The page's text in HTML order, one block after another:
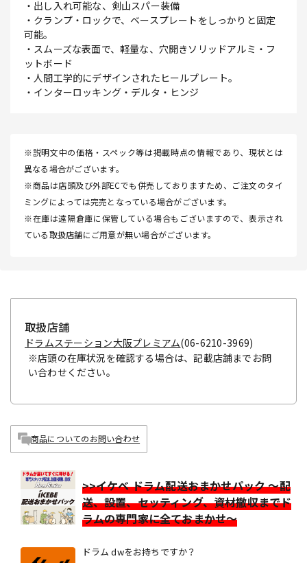
・出し入れ可能な、剣山スパー装備
・クランプ・ロックで、ベースプレートをしっかりと固定
可能。
・スムーズな表面で、軽量な、穴開きソリッドアルミ・フ
ットボード
・人間工学的にデザインされたヒールプレート。
・インターロッキング・デルタ・ヒンジ
※説明文中の価格・スペック等は掲載時点の情報であり、現状とは
異なる場合がございます。
※商品は店頭及び外部ECでも併売しておりますため、ご注文のタイ
ミングによっては完売となっている場合がございます。
※在庫は遠隔倉庫に保管している場合もございますので、表示され
ている取扱店舗にご用意が無い場合がございます。
取扱店舗
ドラムステーション大阪プレミアム(06-6210-3969)
※店頭の在庫状況を確認する場合は、記載店舗までお問
い合わせください。
商品についてのお問い合わせ
>>イケベ ドラム配送おまかせパック ～配
送、設置、セッティング、資材撤収までド
ラムの専門家に全ておまかせ～
ドラム dwをお持ちですか？